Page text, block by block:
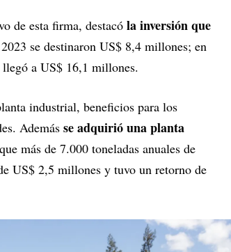
de esta firma, destacó la inversión que
se destinaron US$ 8,4 millones; en
a US$ 16,1 millones.
industrial, beneficios para los
Además se adquirió una planta
más de 7.000 toneladas anuales de
US$ 2,5 millones y tuvo un retorno de